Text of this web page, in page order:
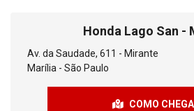
Honda Lago San -
Av. da Saudade, 611 - Mirante
Marília - São Paulo
COMO